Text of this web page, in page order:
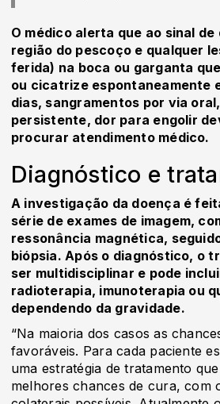
O médico alerta que ao sinal
região do pescoço e qualquer
ferida) na boca ou garganta
ou cicatrize espontaneamente
dias, sangramentos por via
persistente, dor para engolir
procurar atendimento médico.
Diagnóstico e
A investigação da doença é
série de exames de imagem,
ressonância magnética,
biópsia. Após o diagnóstico, o
ser multidisciplinar e pode
radioterapia, imunoterapia ou
dependendo da gravidade.
“Na maioria dos casos as
favoráveis. Para cada paciente
uma estratégia de tratamento
melhores chances de cura, com